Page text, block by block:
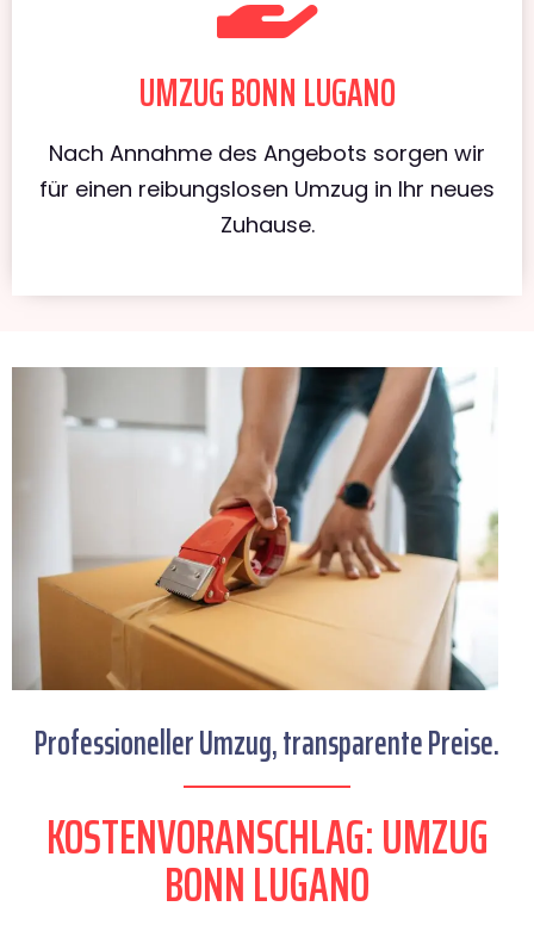
UMZUG BONN LUGANO
Nach Annahme des Angebots sorgen wir
für einen reibungslosen Umzug in Ihr neues
Zuhause.
Professioneller Umzug, transparente Preise.
KOSTENVORANSCHLAG: UMZUG
BONN LUGANO